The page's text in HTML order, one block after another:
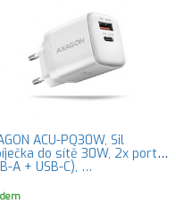
ACU-PQ30W, Sil
do sítě 30W, 2x port
A + USB-C), …